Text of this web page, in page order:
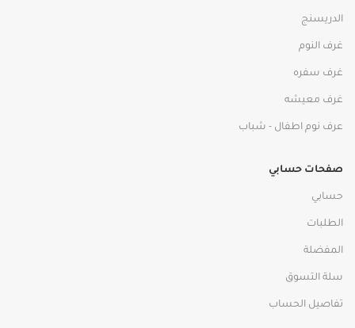
الدريسنج
غرف النوم
غرف سفره
غرف معيشه
عرف نوم اطفال - شباب
صفحات حسابي
حسابي
الطلبات
المفضلة
سلة التسوق
تفاصيل الحساب